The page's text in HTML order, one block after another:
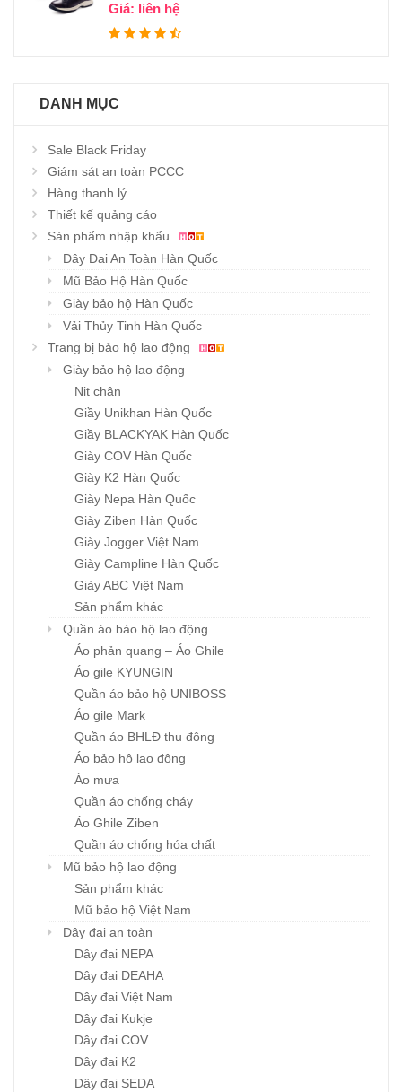
Giá: liên hệ
DANH MỤC
Sale Black Friday
Giám sát an toàn PCCC
Hàng thanh lý
Thiết kế quảng cáo
Sản phẩm nhập khẩu
Dây Đai An Toàn Hàn Quốc
Mũ Bảo Hộ Hàn Quốc
Giày bảo hộ Hàn Quốc
Vải Thủy Tinh Hàn Quốc
Trang bị bảo hộ lao động
Giày bảo hộ lao động
Nịt chân
Giầy Unikhan Hàn Quốc
Giầy BLACKYAK Hàn Quốc
Giày COV Hàn Quốc
Giày K2 Hàn Quốc
Giày Nepa Hàn Quốc
Giày Ziben Hàn Quốc
Giày Jogger Việt Nam
Giày Campline Hàn Quốc
Giày ABC Việt Nam
Sản phẩm khác
Quần áo bảo hộ lao động
Áo phản quang – Áo Ghile
Áo gile KYUNGIN
Quần áo bảo hộ UNIBOSS
Áo gile Mark
Quần áo BHLĐ thu đông
Áo bảo hộ lao động
Áo mưa
Quần áo chống cháy
Áo Ghile Ziben
Quần áo chống hóa chất
Mũ bảo hộ lao động
Sản phẩm khác
Mũ bảo hộ Việt Nam
Dây đai an toàn
Dây đai NEPA
Dây đai DEAHA
Dây đai Việt Nam
Dây đai Kukje
Dây đai COV
Dây đai K2
Dây đai SEDA